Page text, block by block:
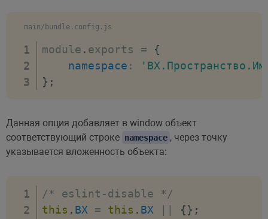
main/bundle.config.js
module . exports =
{
namespace :
} ;
Данная опция добавляет в window объект
соответствующий строке namespace , через точку
указывается вложенность объекта:
/* eslint-disable */
this . BX = this . BX {} ;